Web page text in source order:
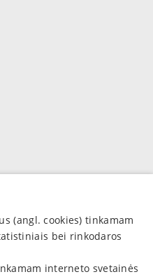
(angl. cookies) tinkamam
bei rinkodaros
interneto svetainės